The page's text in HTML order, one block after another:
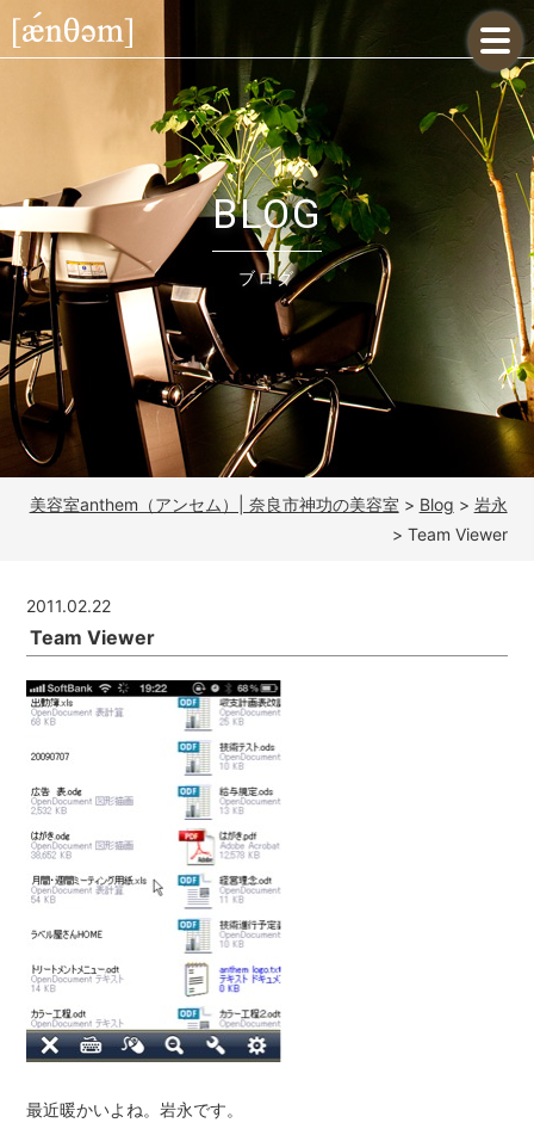
BLOG
ブログ
美容室anthem（アンセム）| 奈良市神功の美容室 > Blog > 岩永
> Team Viewer
2011.02.22
Team Viewer
最近暖かいよね。岩永です。